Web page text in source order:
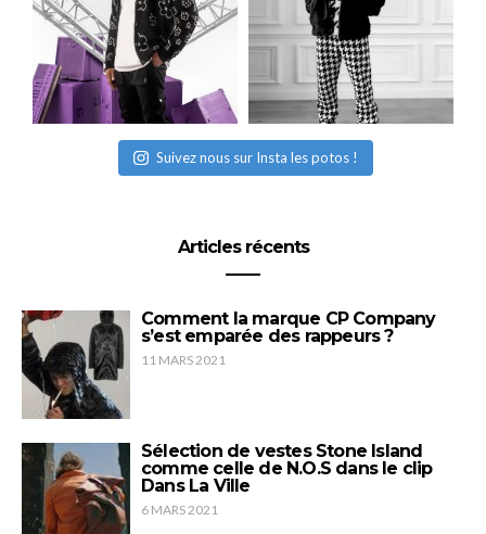
Suivez nous sur Insta les potos !
Articles récents
Comment la marque CP Company
s’est emparée des rappeurs ?
11 MARS 2021
Sélection de vestes Stone Island
comme celle de N.O.S dans le clip
Dans La Ville
6 MARS 2021